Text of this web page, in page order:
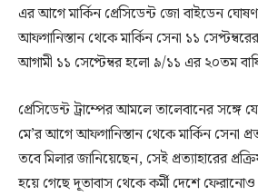
এর আগে মার্কিন প্রেসিডেন্ট জো বাইডেন
আফগানিস্তান থেকে মার্কিন সেনা ১১
আগামী ১১ সেপ্টেম্বর হলো ৯/১১ এর ২০তম
প্রেসিডেন্ট ট্রাম্পের আমলে তালেবানের সঙ্গে
মে’র আগে আফগানিস্তান থেকে মার্কিন সেনা
তবে মিলার জানিয়েছেন, সেই প্রত্যাহারের
হয়ে গেছে দূতাবাস থেকে কর্মী দেশে